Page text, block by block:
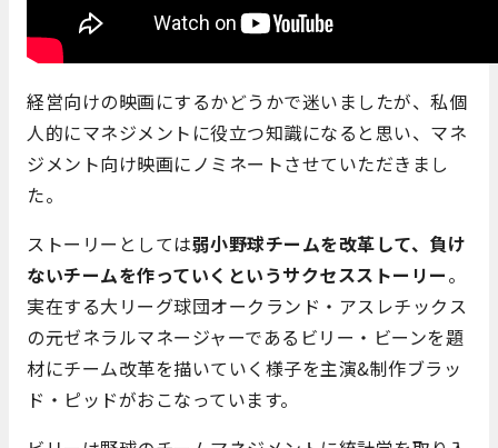
経営向けの映画にするかどうかで迷いましたが、私個
人的にマネジメントに役立つ知識になると思い、マネ
ジメント向け映画にノミネートさせていただきまし
た。
ストーリーとしては弱小野球チームを改革して、負け
ないチームを作っていくというサクセスストーリー。
実在する大リーグ球団オークランド・アスレチックス
の元ゼネラルマネージャーであるビリー・ビーンを題
材にチーム改革を描いていく様子を主演&制作ブラッ
ド・ピッドがおこなっています。